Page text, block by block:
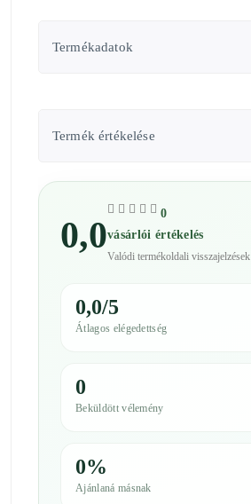
Termékadatok
Termék értékelése
0,0
0
vásárlói értékelés
Valódi termékoldali visszajelzések
0,0/5
Átlagos elégedettség
0
Beküldött vélemény
0%
Ajánlaná másnak